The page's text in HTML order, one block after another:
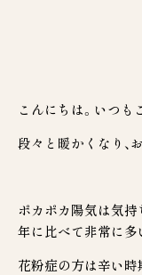
こんにちは。いつも
段々と暖かくなり、
ポカポカ陽気は気持
年に比べて非常に
花粉症の方は辛い